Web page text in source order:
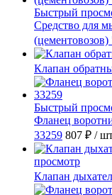
Быстрый
Средство для
Клапан
Быстрый
Фланец
33259 807 ₽ /
просмотр
Клапан